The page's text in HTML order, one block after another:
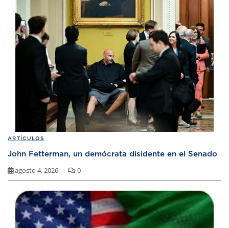
ARTÍCULOS
John Fetterman, un demócrata disidente en el Senado
agosto 4, 2026 0